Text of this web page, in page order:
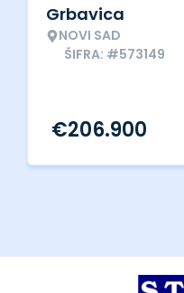
Grbavica
NOVI SAD
ŠIFRA: #573149
€206.900